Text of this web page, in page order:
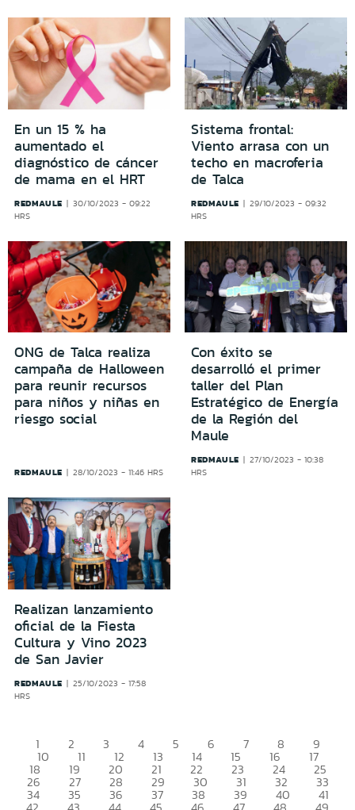
En un 15 % ha
aumentado el
diagnóstico de cáncer
de mama en el HRT
REDMAULE
30/10/2023 - 09:22
HRS
Sistema frontal:
Viento arrasa con un
techo en macroferia
de Talca
REDMAULE
29/10/2023 - 09:32
HRS
ONG de Talca realiza
campaña de Halloween
para reunir recursos
para niños y niñas en
riesgo social
REDMAULE 28/10/2023 - 11:46 HRS
Con éxito se
desarrolló el primer
taller del Plan
Estratégico de Energía
de la Región del
Maule
REDMAULE
27/10/2023 - 10:38
HRS
Realizan lanzamiento
oficial de la Fiesta
Cultura y Vino 2023
de San Javier
REDMAULE
25/10/2023 - 17:58
HRS
1 2 3 4 5 6 7 8 9
10 11 12 13 14 15 16 17
18 19 20 21 22 23 24 25
26 27 28 29 30 31 32 33
34 35 36 37 38 39 40 41